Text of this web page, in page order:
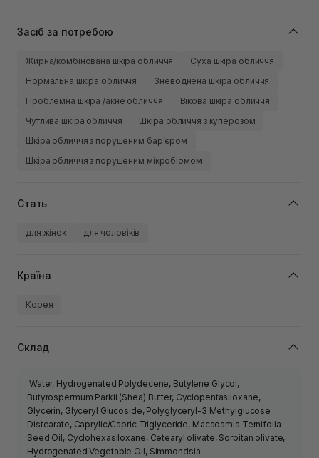
Засіб за потребою
Жирна/комбінована шкіра обличчя
Суха шкіра обличчя
Нормальна шкіра обличчя
Зневоднена шкіра обличчя
Проблемна шкіра /акне обличчя
Вікова шкіра обличчя
Чутлива шкіра обличчя
Шкіра обличчя з куперозом
Шкіра обличчя з порушеним барʼєром
Шкіра обличчя з порушеним мікробіомом
Стать
для жінок для чоловіків
Країна
Корея
Склад
Water, Hydrogenated Polydecene, Butylene Glycol,
Butyrospermum Parkii (Shea) Butter, Cyclopentasiloxane,
Glycerin, Glyceryl Glucoside, Polyglyceryl-3 Methylglucose
Distearate, Caprylic/Capric Triglyceride, Macadamia Ternifolia
Seed Oil, Cyclohexasiloxane, Cetearyl olivate, Sorbitan olivate,
Hydrogenated Vegetable Oil, Simmondsia